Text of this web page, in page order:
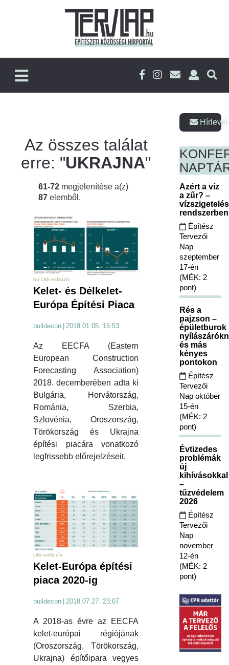
Az összes találat
erre: "UKRAJNA"
61-72 megjelenítése a(z)
87 elemből.
hír cikk exkluzív
Kelet- és Délkelet-
Európa Építési Piaca
buildecon 2019.01.05. 16:53
Az EECFA (Eastern
European Construction
Forecasting Association)
2018. decemberében adta ki
Bulgária, Horvátország,
Románia, Szerbia,
Szlovénia, Oroszország,
Törökország és Ukrajna
építési piacára vonatkozó
legfrissebb előrejelzéseit.
cikk exkluzív
Kelet-Európa építési
piaca 2020-ig
buildecon 2018.07.27. 23:07
A 2018-as évre az EECFA
kelet-európai régiójának
(Oroszország, Törökország,
Ukrajna) építőipara vegyes
Azért a víz
a zűr? –
Építész
Tervezői
Nap
szeptember
17-én
(MÉK: 2
pont)
Rés a
pajzson –
épületburok
és más
kényes
pontokon
Építész
Tervezői
Nap október
15-én
(MÉK: 2
pont)
Évtizedes
problémák
új
kihívásokkal
–
tűzvédelem
2026
Építész
Tervezői
Nap
november
12-én
(MÉK: 2
pont)